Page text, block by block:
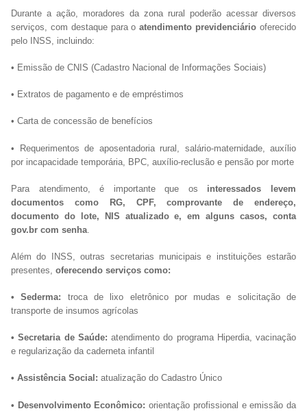
Durante a ação, moradores da zona rural poderão acessar diversos
serviços, com destaque para oatendimento previdenciáriooferecido
pelo INSS, incluindo:
• Emissão de CNIS (Cadastro Nacional de Informações Sociais)
• Extratos de pagamento e de empréstimos
• Carta de concessão de benefícios
• Requerimentos de aposentadoria rural, salário-maternidade, auxílio
por incapacidade temporária, BPC, auxílio-reclusão e pensão por morte
Para atendimento, é importante que os interessados levem
documentos como RG, CPF, comprovante de endereço,
documento do lote, NIS atualizado e, em alguns casos, conta
gov.br com senha
Além do INSS, outras secretarias municipais e instituições estarão
presentes, oferecendo serviços como:
• Sederma: troca de lixo eletrônico por mudas e solicitação de
transporte de insumos agrícolas
• Secretaria de Saúde: atendimento do programa Hiperdia, vacinação
e regularização da caderneta infantil
• Assistência Social: atualização do Cadastro Único
• Desenvolvimento Econômico: orientação profissional e emissão da